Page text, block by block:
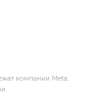
компании Meta,